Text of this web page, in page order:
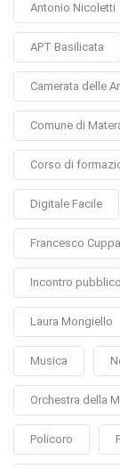
Antonio Nicoletti
APT Basilicata
Camerata delle
Comune di
Corso di
Digitale Facile
Francesco
Incontro pubblico
Laura Mongiello
Musica
Orchestra della
Policoro